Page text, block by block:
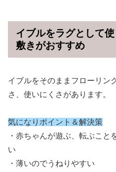
イブルをラグとして
敷きがおすすめ
イブルをそのままフローリン
さ、使いにくさがあります。
気になりポイント＆解決策
・赤ちゃんが遊ぶ、転ぶこ
い
・薄いのでうねりやすい